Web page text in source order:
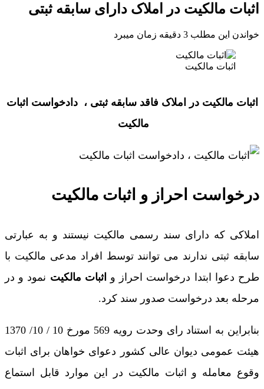
اثبات مالکیت در املاک دارای سابقه ثبتی
خواندن این مطلب 3 دقیقه زمان میبرد
اثبات مالکیت
اثبات مالکیت در املاک فاقد سابقه ثبتی، دادخواست اثبات
مالکیت
درخواست احراز و اثبات مالکیت
املاکی که دارای سند رسمی مالکیت نیستند و به عبارتی
سابقه ثبتی ندارند می توانند توسط افراد مدعی مالکیت با
طرح دعوا ابتدا درخواست احراز و اثبات مالکیت نمود و در
مرحله بعد درخواست صدور سند کرد.
بنابراین به استناد رای وحدت رویه 569 مورخ 10 / 10/ 1370
هیئت عمومی دیوان عالی کشور دعوای خواهان برای اثبات
وقوع معامله و اثبات مالکیت در این موارد قابل استماع